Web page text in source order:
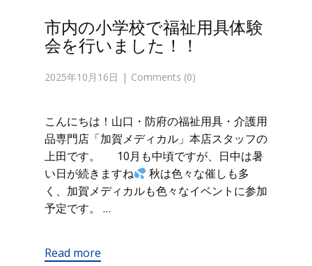
市内の小学校で福祉用具体験
会を行いました！！
2025年10月16日 Comments (0)
こんにちは！山口・防府の福祉用具・介護用
品専門店「加賀メディカル」本店スタッフの
上田です。 10月も中頃ですが、日中は暑
い日が続きますね
秋は色々な催しも多
く、加賀メディカルも色々なイベントに参加
予定です。 …
Read more